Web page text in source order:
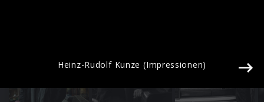
Heinz-Rudolf Kunze (Impressionen)